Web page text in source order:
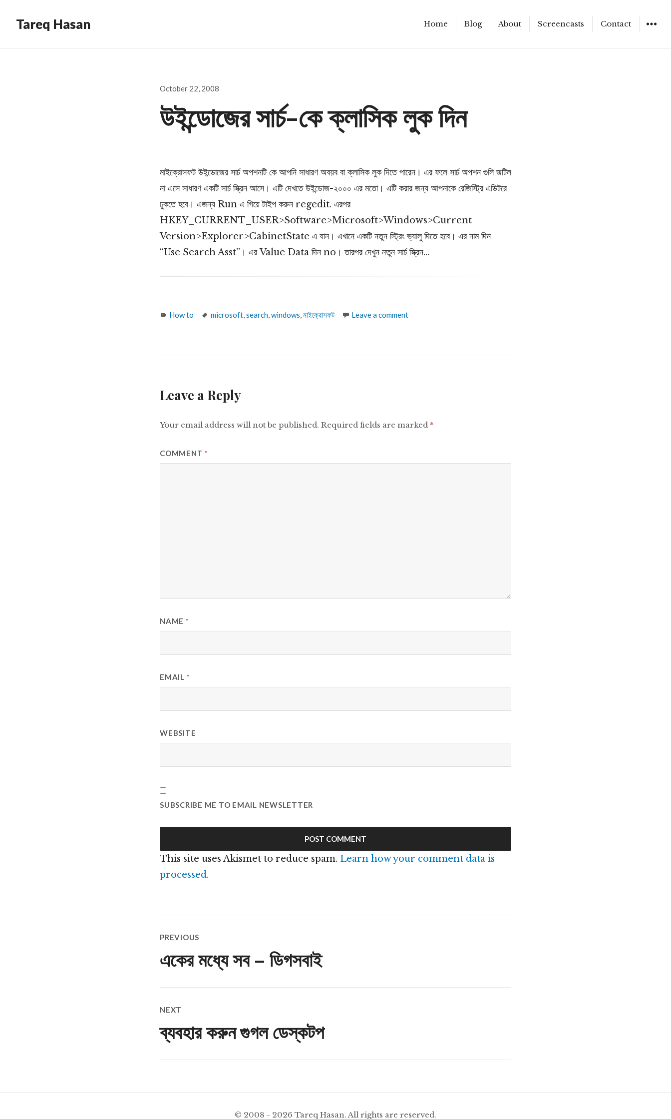
Tareq Hasan Home Blog About Screencasts Contact
Posted
October 22, 2008
উইন্ডোজের সার্চ-কে ক্লাসিক লুক দিন
মাইক্রোসফট উইন্ডোজের সার্চ অপশনটি কে আপনি সাধারণ অবয়ব বা ক্লাসিক লুক দিতে পারেন। এর ফলে সার্চ অপশন গুলি জটিল
না এসে সাধারণ একটি সার্চ স্ক্রিন আসে। এটি দেখতে উইন্ডোজ-২০০০ এর মতো। এটি করার জন্য আপনাকে রেজিস্ট্রি এডিটরে
ঢুকতে হবে। এজন্য Run এ গিয়ে টাইপ করুন regedit. এরপর
HKEY_CURRENT_USER>Software>Microsoft>Windows>Current
Version>Explorer>CabinetState এ যান। এখানে একটি নতুন স্ট্রিং ভ্যালু দিতে হবে। এর নাম দিন
“Use Search Asst”। এর Value Data দিন no। তারপর দেখুন নতুন সার্চ স্ক্রিন…
Categories
How to Tags
microsoft,search,windows,মাইক্রোসফট Leave a comment
Leave a Reply
Your email address will not be published. Required fields are marked *
COMMENT *
NAME *
EMAIL *
WEBSITE
SUBSCRIBE ME TO EMAIL NEWSLETTER
This site uses Akismet to reduce spam. Learn how your comment data is
processed.
navigation
PREVIOUS
Previous
একের মধ্যে সব – ডিগসবাই
NEXT
Next
post:
ব্যবহার করুন গুগল ডেস্কটপ
© 2008 - 2026 Tareq Hasan. All rights are reserved.